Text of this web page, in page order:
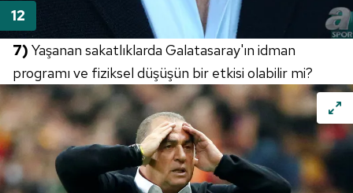
7) Yaşanan sakatlıklarda Galatasaray'ın idman
programı ve fiziksel düşüşün bir etkisi olabilir mi?